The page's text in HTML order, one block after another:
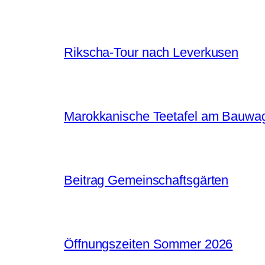
Rikscha-Tour nach Leverkusen
Marokkanische Teetafel am
Beitrag Gemeinschaftsgärten
Öffnungszeiten Sommer 2026